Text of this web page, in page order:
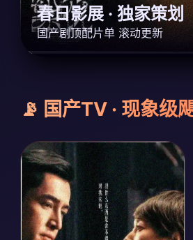
春日影展 · 独家策划
国产剧顶配片单 滚动更新
📡 国产TV · 现象级